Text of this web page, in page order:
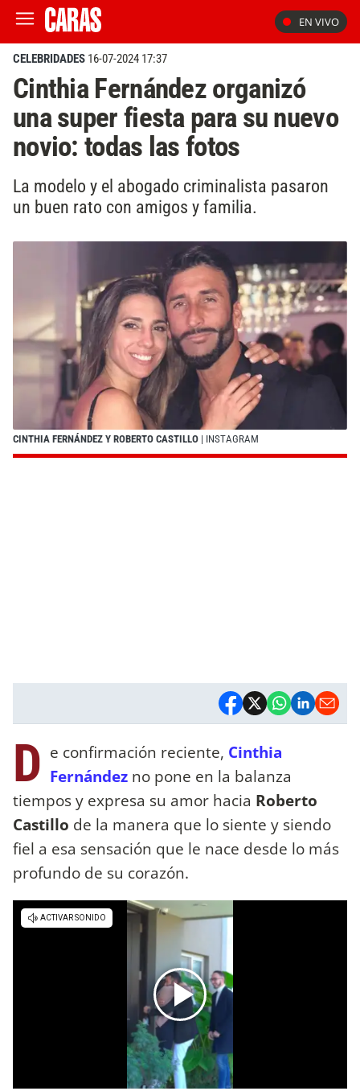
EN VIVO
CELEBRIDADES 16-07-2024 17:37
Cinthia Fernández organizó
una super fiesta para su nuevo
novio: todas las fotos
La modelo y el abogado criminalista pasaron
un buen rato con amigos y familia.
CINTHIA FERNÁNDEZ Y ROBERTO CASTILLO | INSTAGRAM
D e confirmación reciente, Cinthia
Fernández no pone en la balanza
tiempos y expresa su amor hacia Roberto
Castillo de la manera que lo siente y siendo
fiel a esa sensación que le nace desde lo más
profundo de su corazón.